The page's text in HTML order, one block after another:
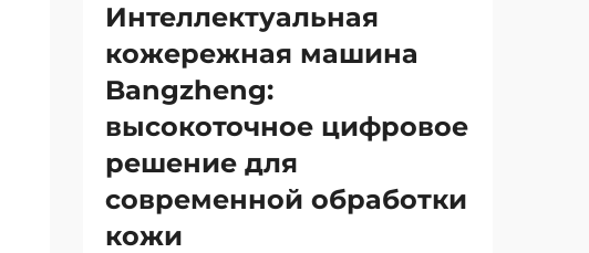
Интеллектуальная
кожережная машина
Bangzheng:
высокоточное цифровое
решение для
современной обработки
кожи